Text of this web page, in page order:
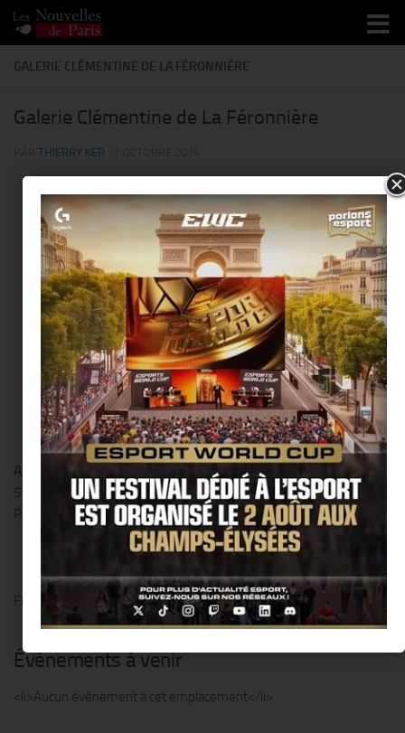
Skip to content
GALERIE CLÉMENTINE DE LA FÉRONNIÈRE
Galerie Clémentine de La Féronnière
THIERRY KER
Galerie Clémentine de La
Féronnière
51 rue Saint-Louis en l'Ile 75004 Paris - Paris
Événements
This page can't load Google Maps correctly.
Do you own this website? OK
Adresse
51 rue Saint-Louis en l'Ile 75004 Paris
Paris
France
Événements à venir
<li>Aucun événement à cet emplacement</li>